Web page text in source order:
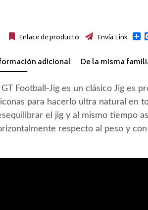
Enlace de producto Envía Link
adicional De la misma
GT Football-Jig es un clásico Jig es
para hacerlo ultra natural en
el jig y al mismo tiempo
respecto al peso y